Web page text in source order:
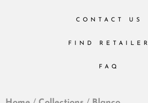
CONTACT US
FIND RETAILER
FAQ